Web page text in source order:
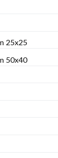
25x25
50x40